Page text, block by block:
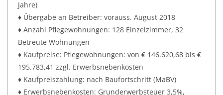
Jahre)
♦ Übergabe an Betreiber: vorauss. August 2018
♦ Anzahl Pflegewohnungen: 128 Einzelzimmer, 32
Betreute Wohnungen
♦ Kaufpreise: Pflegewohnungen: von € 146.620,68 bis €
195.783,41 zzgl. Erwerbsnebenkosten
♦ Kaufpreiszahlung: nach Baufortschritt (MaBV)
♦ Erwerbsnebenkosten: Grunderwerbsteuer 3,5%,